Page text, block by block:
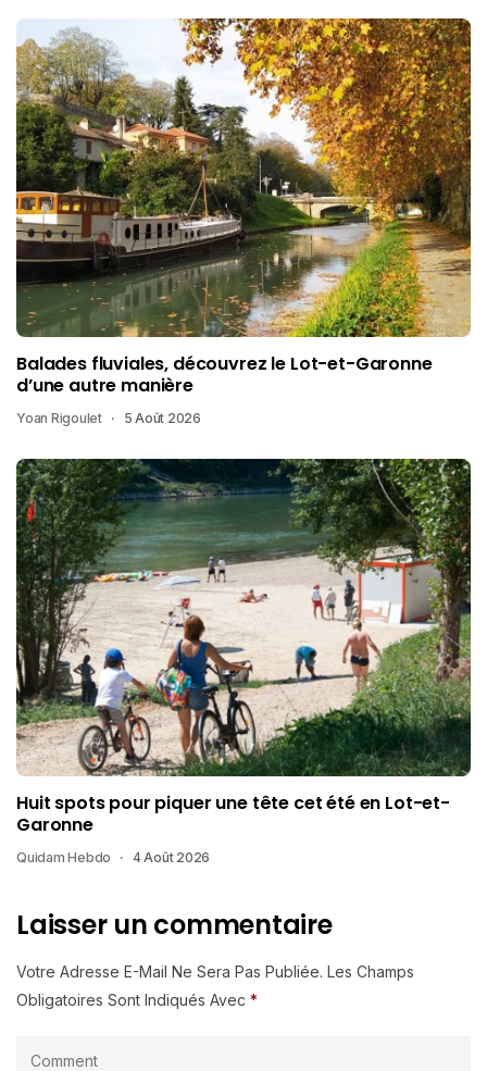
Balades fluviales, découvrez le Lot-et-Garonne
d’une autre manière
Yoan Rigoulet 5 Août 2026
Huit spots pour piquer une tête cet été en Lot-et-
Garonne
Quidam Hebdo 4 Août 2026
Laisser un commentaire
Votre Adresse E-Mail Ne Sera Pas Publiée. Les Champs
Obligatoires Sont Indiqués Avec *